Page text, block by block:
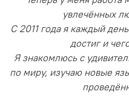
увлечённых
С 2011 года я каждый
достиг и
Я знакомлюсь с
по миру, изучаю новые